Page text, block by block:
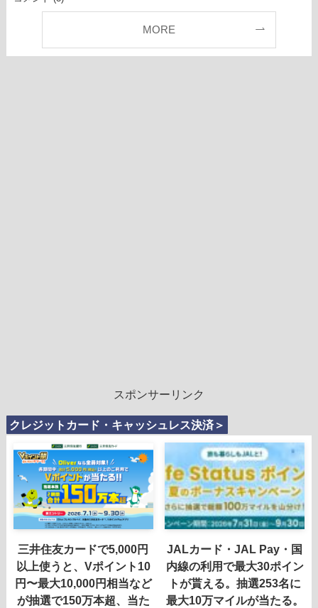
MORE
スポンサーリンク
クレジットカード・キャッシュレス決済＞
三井住友カードで5,000円
以上使うと、Vポイント10
円〜最大10,000円相当など
が抽選で150万本超、当た
JALカード・JAL Pay・国
内線の利用で最大30ポイン
トが貰える。抽選253名に
最大10万マイルが当たる。